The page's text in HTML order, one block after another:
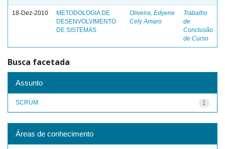
18-Dez-2010
METODOLOGIA DE
DESENVOLVIMENTO
DE SISTEMAS
Oliveira, Edyene
Cely Amaro
Trabalho
de
Conclusão
de Curso
Busca facetada
Assunto
1
SCRUM
Áreas de conhecimento